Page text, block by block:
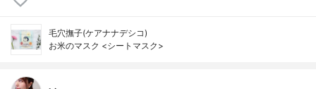
毛穴撫子(ケアナナデシコ)
お米のマスク <シートマスク>